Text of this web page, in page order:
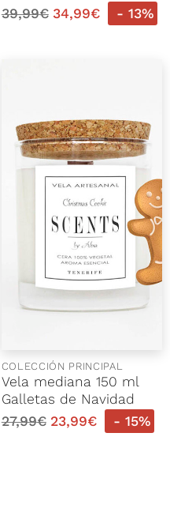
39,99€ 34,99€ - 13%
COLECCIÓN PRINCIPAL
Vela mediana 150 ml
Galletas de Navidad
27,99€ 23,99€ - 15%